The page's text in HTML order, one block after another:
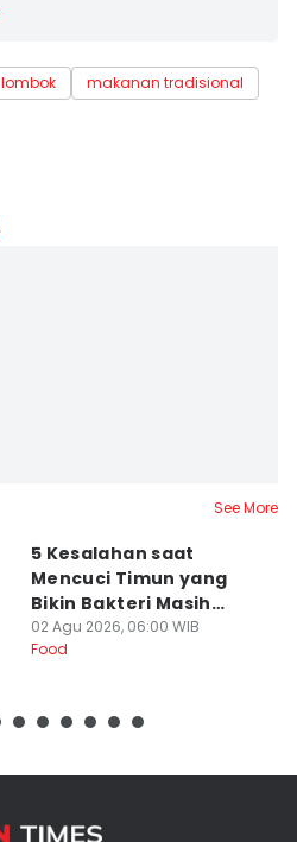
lombok
makanan tradisional
See More
5 Kesalahan saat
Mencuci Timun yang
Bikin Bakteri Masih
Nempel
02 Agu 2026, 06:00 WIB
Food